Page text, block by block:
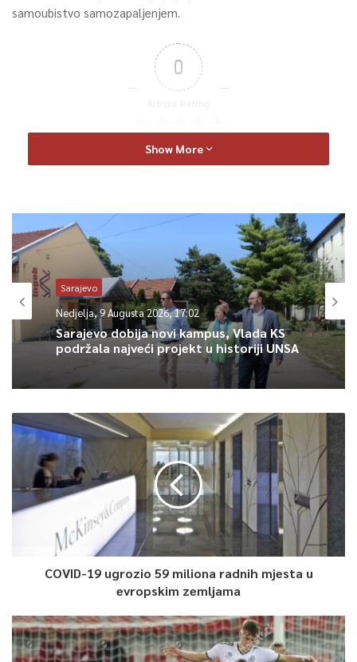
samoubistvo samozapaljenjem.
0
Article Rating
Show More
Sarajevo
Nedjelja, 9 Augusta 2026, 17:02
Sarajevo dobija novi kampus, Vlada KS
podržala najveći projekt u historiji UNSA
COVID-19 ugrozio 59 miliona radnih mjesta u
evropskim zemljama